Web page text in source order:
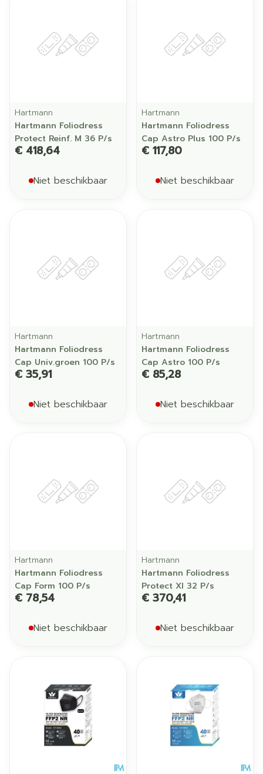
Hartmann
Hartmann Foliodress
Protect Reinf. M 36 P/s
€ 418,64
Niet beschikbaar
Hartmann
Hartmann Foliodress
Cap Astro Plus 100 P/s
€ 117,80
Niet beschikbaar
Hartmann
Hartmann Foliodress
Cap Univ.groen 100 P/s
€ 35,91
Niet beschikbaar
Hartmann
Hartmann Foliodress
Cap Astro 100 P/s
€ 85,28
Niet beschikbaar
Hartmann
Hartmann Foliodress
Cap Form 100 P/s
€ 78,54
Niet beschikbaar
Hartmann
Hartmann Foliodress
Protect Xl 32 P/s
€ 370,41
Niet beschikbaar